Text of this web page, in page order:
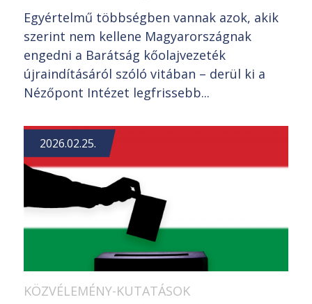
Egyértelmű többségben vannak azok, akik
szerint nem kellene Magyarországnak
engedni a Barátság kőolajvezeték
újraindításáról szóló vitában – derül ki a
Nézőpont Intézet legfrissebb...
2026.02.25.
KÖZVÉLEMÉNY-KUTATÁSOK